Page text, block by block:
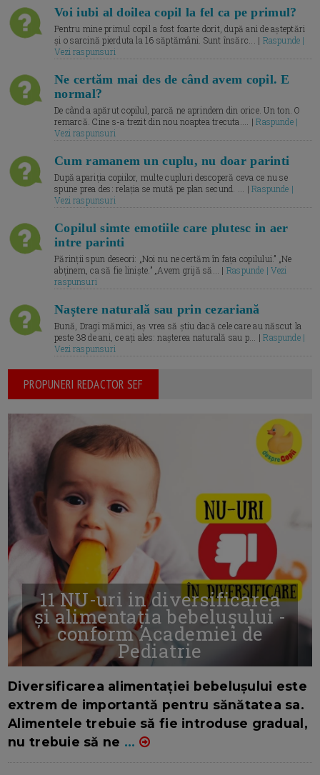
Voi iubi al doilea copil la fel ca pe primul?
Pentru mine primul copil a fost foarte dorit, după ani de așteptări
și o sarcină pierduta la 16 săptămâni. Sunt însărc... | Raspunde |
Vezi raspunsuri
Ne certăm mai des de când avem copil. E
normal?
De când a apărut copilul, parcă ne aprindem din orice. Un ton. O
remarcă. Cine s-a trezit din nou noaptea trecuta.... |Raspunde |
Vezi raspunsuri
Cum ramanem un cuplu, nu doar parinti
După apariția copiilor, multe cupluri descoperă ceva ce nu se
spune prea des: relația se mută pe plan secund. ... |Raspunde |
Vezi raspunsuri
Copilul simte emotiile care plutesc in aer
intre parinti
Părinții spun deseori: „Noi nu ne certăm în fața copilului.” „Ne
abținem, ca să fie liniște.” „Avem grijă să... | Raspunde | Vezi
raspunsuri
Naștere naturală sau prin cezariană
Bună, Dragi mămici, aș vrea să știu dacă cele care au născut la
peste 38 de ani, ce ați ales: nașterea naturală sau p... |Raspunde |
Vezi raspunsuri
PROPUNERI REDACTOR SEF
11 NU-uri in diversificarea
și alimentația bebelușului -
conform Academiei de
Pediatrie
Diversificarea alimentației bebelușului este
extrem de importantă pentru sănătatea sa.
Alimentele trebuie să fie introduse gradual,
nu trebuie să ne ...